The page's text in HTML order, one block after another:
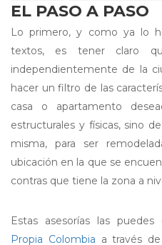
EL PASO A PASO
Lo primero, y como ya lo
textos, es tener claro
independientemente de la
hacer un filtro de las
casa o apartamento
estructurales y físicas, sino
misma, para ser
ubicación en la que se
contras que tiene la zona a
Estas asesorías las
Propia Colombia a través